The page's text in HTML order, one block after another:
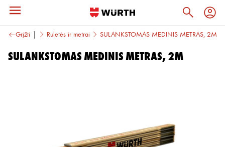
Grįžti
įrankiai Ruletės ir metrai SULANKSTOMAS MEDINIS METRAS, 2M
SULANKSTOMAS MEDINIS METRAS, 2M